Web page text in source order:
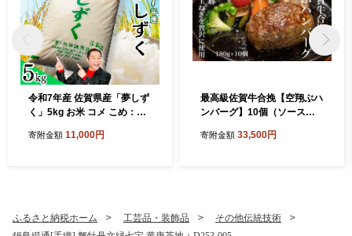
令和7年産 佐賀県産「夢しず
く」5kg お米 コメ こめ：B1
寄附金額 11,000円
最高級佐賀牛合挽【空翔ぶハ
ンバーグ】10個（ソース
寄附金額 33,500円
ふるさと納税ホーム 工芸品・装飾品
その他伝統技術